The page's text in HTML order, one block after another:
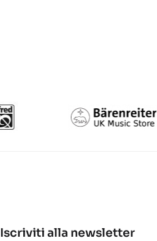
Iscriviti alla newsletter